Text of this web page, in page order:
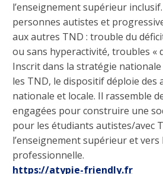
l’enseignement supérieur
personnes autistes et
aux autres TND : trouble du
ou sans hyperactivité, troubles «
Inscrit dans la stratégie
les TND, le dispositif déploie des
nationale et locale. Il rassemble
engagées pour construire une
pour les étudiants autistes/avec
l’enseignement supérieur et vers
professionnelle.
https://atypie-friendly.fr